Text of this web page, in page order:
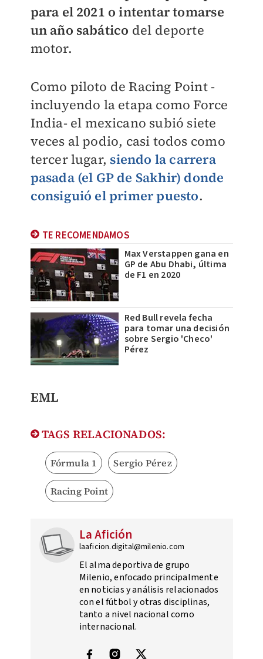
para el 2021 o intentar tomarse
un año sabático del deporte
motor.
Como piloto de Racing Point -
incluyendo la etapa como Force
India- el mexicano subió siete
veces al podio, casi todos como
tercer lugar, siendo la carrera
pasada (el GP de Sakhir) donde
consiguió el primer puesto.
TE RECOMENDAMOS
Max Verstappen gana en
GP de Abu Dhabi, última
de F1 en 2020
Red Bull revela fecha
para tomar una decisión
sobre Sergio 'Checo'
Pérez
EML
TAGS RELACIONADOS:
Fórmula 1 Sergio Pérez
Racing Point
La Afición
laaficion.digital@milenio.com
El alma deportiva de grupo
Milenio, enfocado principalmente
en noticias y análisis relacionados
con el fútbol y otras disciplinas,
tanto a nivel nacional como
internacional.